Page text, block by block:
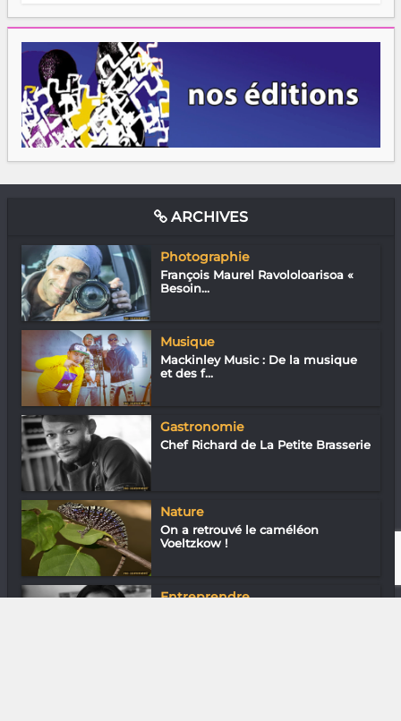
ARCHIVES
Photographie
François Maurel Ravololoarisoa «
Besoin...
Musique
Mackinley Music : De la musique
et des f...
Gastronomie
Chef Richard de La Petite Brasserie
Nature
On a retrouvé le caméléon
Voeltzkow !
Entreprendre